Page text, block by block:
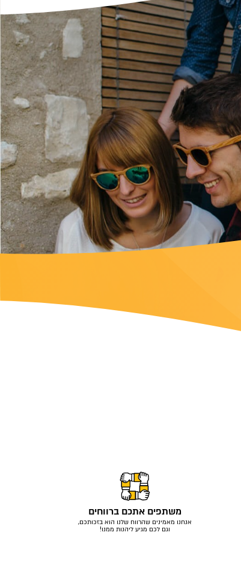
ביטוח נסיעות
משתפים אתכם ברווחים
אנחנו מאמינים שהרווח שלנו הוא בזכותכם,
וגם לכם מגיע ליהנות ממנו!